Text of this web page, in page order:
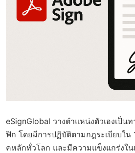
eSignGlobal วางตำแหน่งตัวเองเป็นท
ฟิก โดยมีการปฏิบัติตามกฎระเบียบใน
คหลักทั่วโลก และมีความแข็งแกร่งใ